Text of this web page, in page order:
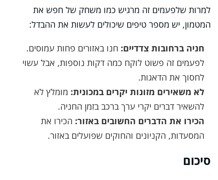
למרות שלפעמים זה מרגיש כמו משחק של חפש את
המטמון, יש מספר טיפים שיכולים לעשות את ההבדל:
חניה ברחובות צדדיים: חנו באזורים פחות עמוסים.
לפעמים זה פשוט לוקח כמה דקות נוספות, אבל עשוי
לחסוך את הדאגות.
לא משאירים מזונות יקרים במכונית: מומלץ לא
להשאיר דברים יקרי ערך ברכב בזמן החניה.
הכירו את הדברים החשובים באזור: הכירו את
המסעדות, הקניונים והחוקים שפועלים באזור.
סיכום